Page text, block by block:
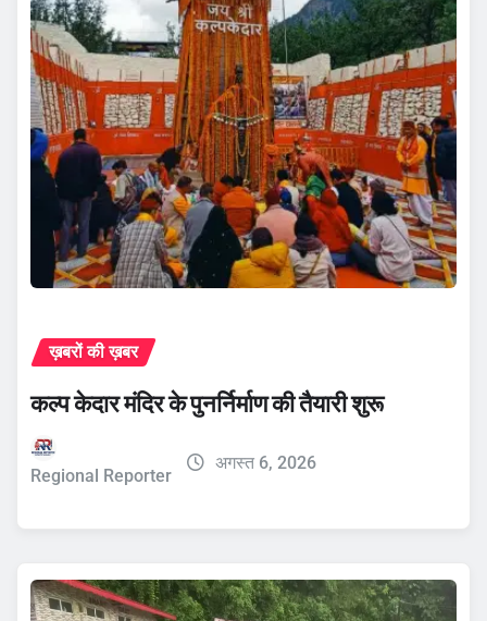
ख़बरों की ख़बर
कल्प केदार मंदिर के पुनर्निर्माण की तैयारी शुरू
Regional Reporter
अगस्त 6, 2026